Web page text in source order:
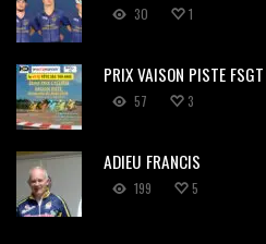
30 1
PRIX VAISON PISTE FSGT
57 3
ADIEU FRANCIS
199 5